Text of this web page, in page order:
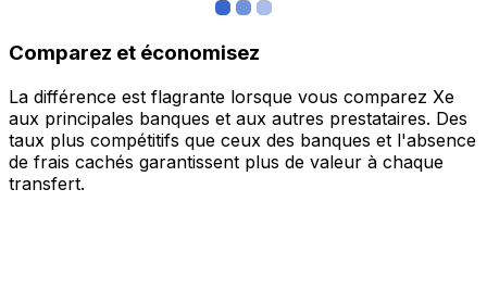
Comparez et économisez
La différence est flagrante lorsque vous comparez Xe
aux principales banques et aux autres prestataires. Des
taux plus compétitifs que ceux des banques et l'absence
de frais cachés garantissent plus de valeur à chaque
transfert.